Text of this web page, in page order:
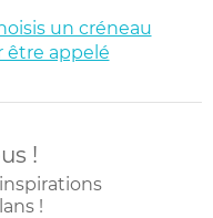
un créneau
être appelé
!
!